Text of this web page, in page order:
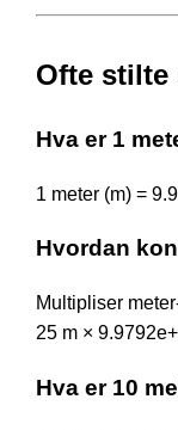
Ofte stilte
Hva er 1
1 meter (m) =
Hvordan
Multipliser
25 m ×
Hva er 10